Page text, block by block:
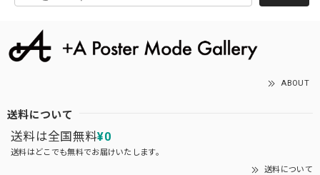
ABOUT
送料について
送料は全国無料¥0
送料はどこでも無料でお届けいたします。
送料について